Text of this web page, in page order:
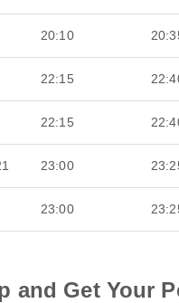
20:10
22:15
22:15
23:00
23:00
and Get Your